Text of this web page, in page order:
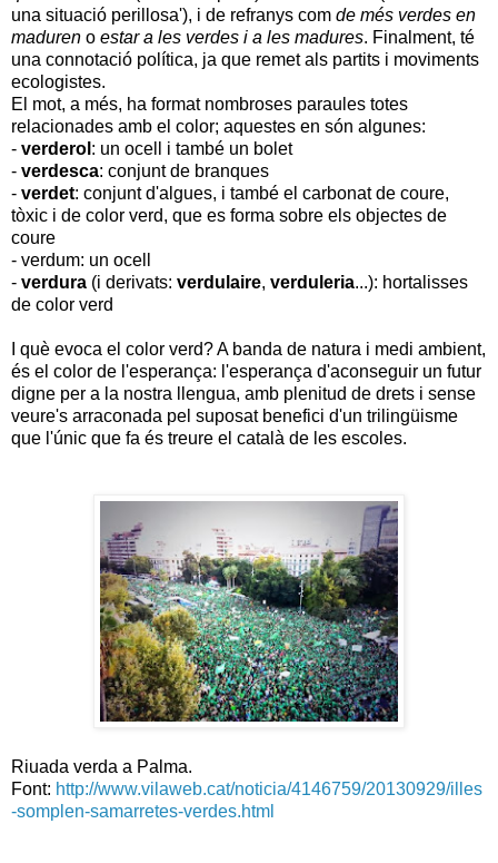
una situació perillosa'), i de refranys com de més verdes en
maduren o estar a les verdes i a les madures. Finalment, té
una connotació política, ja que remet als partits i moviments
ecologistes.
El mot, a més, ha format nombroses paraules totes
relacionades amb el color; aquestes en són algunes:
- verderol : un ocell i també un bolet
- verdesca: conjunt de branques
- verdet: conjunt d'algues, i també el carbonat de coure,
tòxic i de color verd, que es forma sobre els objectes de
coure
- verdum: un ocell
- verdura (i derivats: verdulaire, verduleria...): hortalisses
de color verd
I què evoca el color verd? A banda de natura i medi ambient,
és el color de l'esperança: l'esperança d'aconseguir un futur
digne per a la nostra llengua, amb plenitud de drets i sense
veure's arraconada pel suposat benefici d'un trilingüisme
que l'únic que fa és treure el català de les escoles.
Riuada verda a Palma.
Font: http://www.vilaweb.cat/noticia/4146759/20130929/illes
-somplen-samarretes-verdes.html